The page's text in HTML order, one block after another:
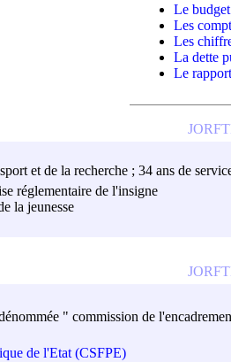
Le
Les
Les
La dette
Le
et de la recherche ; 34 ans de
réglementaire de l'insigne
la jeunesse
" commission de
de l'Etat (CSFPE)